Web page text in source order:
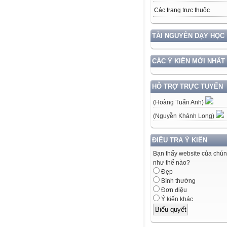
Các trang trực thuộc
TÀI NGUYÊN DẠY HỌC
CÁC Ý KIẾN MỚI NHẤT
HỖ TRỢ TRỰC TUYẾN
(Hoàng Tuấn Anh)
(Nguyễn Khánh Long)
ĐIỀU TRA Ý KIẾN
Bạn thấy website của
như thế nào?
Đẹp
Bình thường
Đơn điệu
Ý kiến khác